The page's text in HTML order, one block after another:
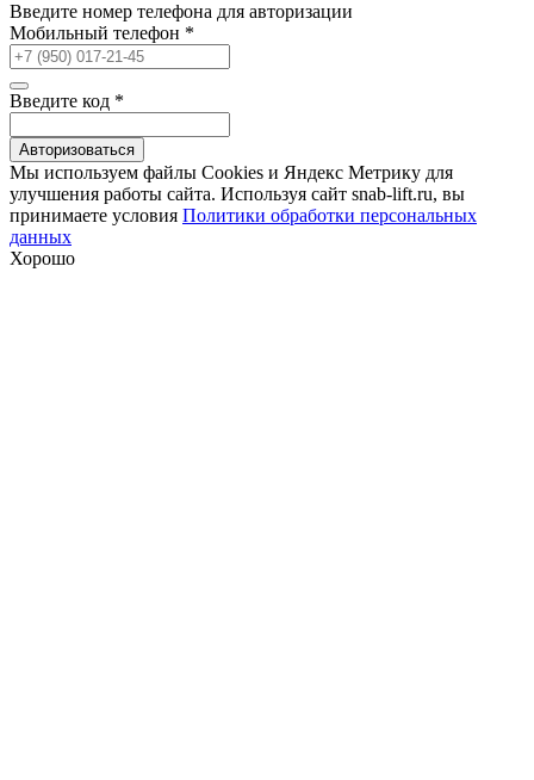
Введите номер телефона для авторизации
Мобильный телефон *
Введите код *
Авторизоваться
Мы используем файлы Сookies и Яндекс Метрику для
улучшения работы сайта. Используя сайт snab-lift.ru, вы
принимаете условия Политики обработки персональных
данных
Хорошо